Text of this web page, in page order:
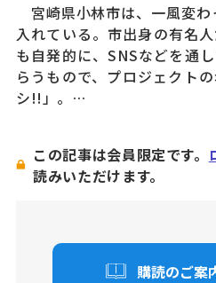
宮崎県小林市は、一風変わ
入れている。市出身の有名
も自発的に、SNSなどを通
らうもので、プロジェクト
シ!!」。…
この記事は会員限定です。
読みいただけます。
購読のご案